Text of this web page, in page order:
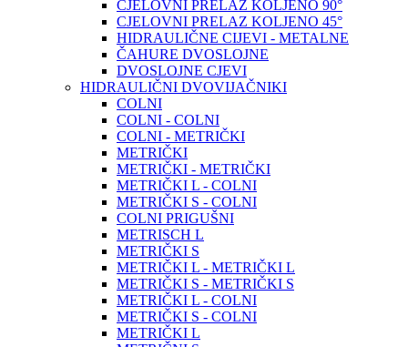
CJELOVNI PRELAZ KOLJENO 90°
CJELOVNI PRELAZ KOLJENO 45°
HIDRAULIČNE CIJEVI - METALNE
ČAHURE DVOSLOJNE
DVOSLOJNE CJEVI
HIDRAULIČNI DVOVIJAČNIKI
COLNI
COLNI - COLNI
COLNI - METRIČKI
METRIČKI
METRIČKI - METRIČKI
METRIČKI L - COLNI
METRIČKI S - COLNI
COLNI PRIGUŠNI
METRISCH L
METRIČKI S
METRIČKI L - METRIČKI L
METRIČKI S - METRIČKI S
METRIČKI L - COLNI
METRIČKI S - COLNI
METRIČKI L